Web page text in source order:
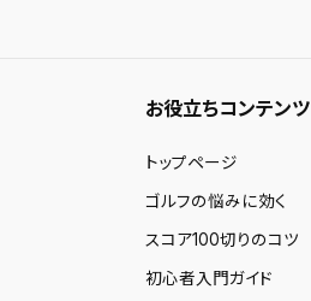
お役立ちコンテンツ
トップページ
ゴルフの悩みに効く
スコア100切りのコツ
初心者入門ガイド